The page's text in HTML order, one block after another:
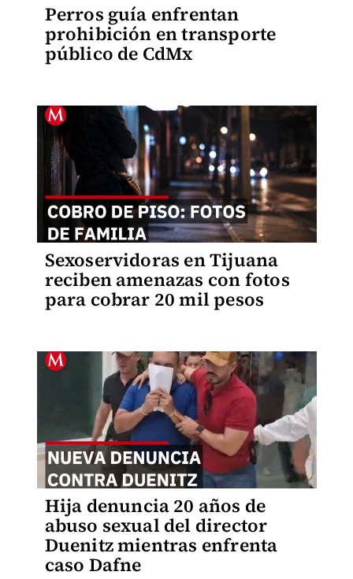
Perros guía enfrentan
prohibición en transporte
público de CdMx
Sexoservidoras en Tijuana
reciben amenazas con fotos
para cobrar 20 mil pesos
Hija denuncia 20 años de
abuso sexual del director
Duenitz mientras enfrenta
caso Dafne